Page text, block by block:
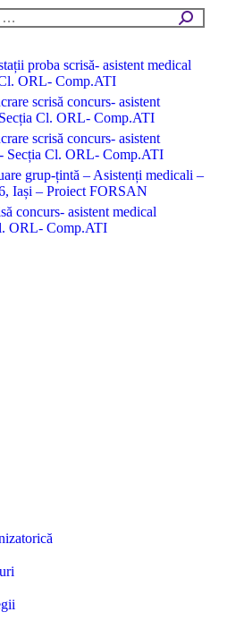
proba scrisă- asistent medical
ORL- Comp.ATI
scrisă concurs- asistent
Cl. ORL- Comp.ATI
scrisă concurs- asistent
Secția Cl. ORL- Comp.ATI
grup-țintă – Asistenți medicali –
Iași – Proiect FORSAN
concurs- asistent medical
ORL- Comp.ATI